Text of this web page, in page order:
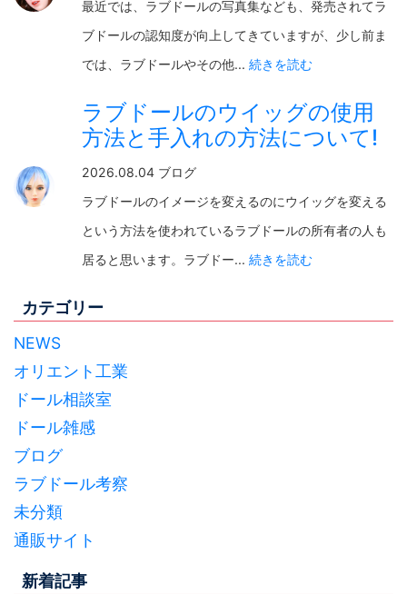
最近では、ラブドールの写真集なども、発売されてラ
ブドールの認知度が向上してきていますが、少し前ま
では、ラブドールやその他... 続きを読む
ラブドールのウイッグの使用
方法と手入れの方法について!
2026.08.04 ブログ
ラブドールのイメージを変えるのにウイッグを変える
という方法を使われているラブドールの所有者の人も
居ると思います。ラブドー... 続きを読む
カテゴリー
NEWS
オリエント工業
ドール相談室
ドール雑感
ブログ
ラブドール考察
未分類
通販サイト
新着記事